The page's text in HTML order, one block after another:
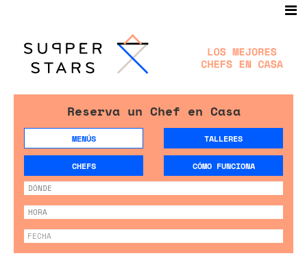
Reserva un Chef en Casa
MENÚS TALLERES
CHEFS CÓMO FUNCIONA